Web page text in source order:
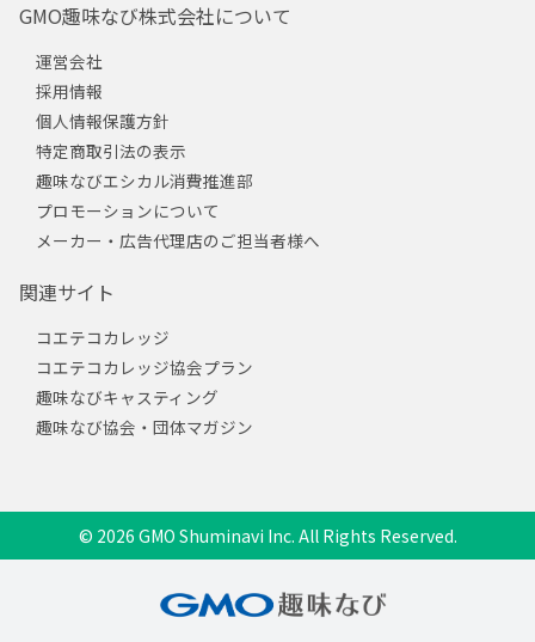
GMO趣味なび株式会社について
運営会社
採用情報
個人情報保護方針
特定商取引法の表示
趣味なびエシカル消費推進部
プロモーションについて
メーカー・広告代理店のご担当者様へ
関連サイト
コエテコカレッジ
コエテコカレッジ協会プラン
趣味なびキャスティング
趣味なび協会・団体マガジン
© 2026 GMO Shuminavi Inc. All Rights Reserved.